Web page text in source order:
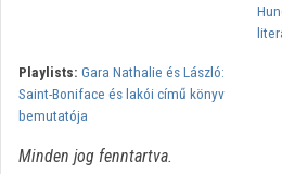
Playlists: Gara Nathalie és László:
Saint-Boniface és lakói című könyv
bemutatója
Minden jog fenntartva.